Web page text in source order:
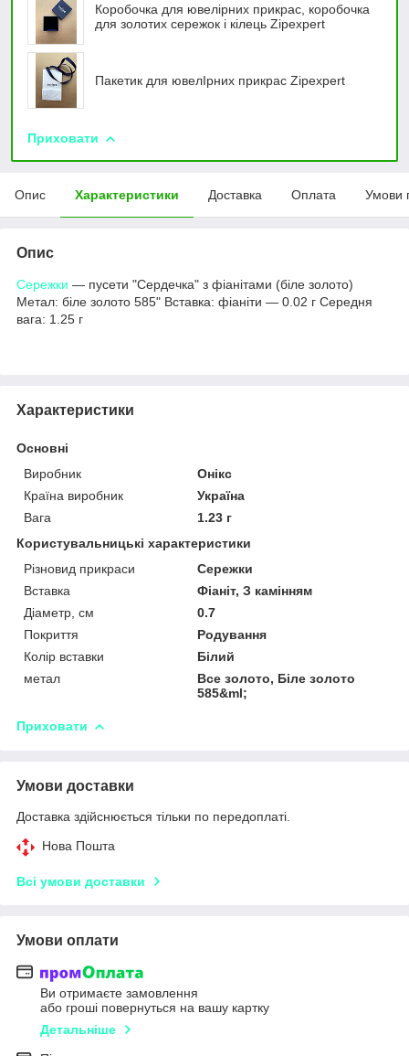
Коробочка для ювелірних прикрас, коробочка
для золотих сережок і кілець Zipexpert
Пакетик для ювелIрних прикрас Zipexpert
Приховати
Опис Характеристики Доставка Оплата Умови
Опис
Сережки — пусети "Сердечка" з фіанітами (біле золото)
Метал: біле золото 585" Вставка: фіаніти — 0.02 г Середня
вага: 1.25 г
Характеристики
Основні
Виробник
Онікс
Країна виробник
Україна
Вага
1.23 г
Користувальницькі характеристики
Різновид прикраси
Сережки
Вставка
Фіаніт, З камінням
Діаметр, см
0.7
Покриття
Родування
Колір вставки
Білий
метал
Все золото, Біле золото
585&ml;
Приховати
Умови доставки
Доставка здійснюється тільки по передоплаті.
Нова Пошта
Всі умови доставки
Умови оплати
Ви отримаєте замовлення
або гроші повернуться на вашу картку
Детальніше